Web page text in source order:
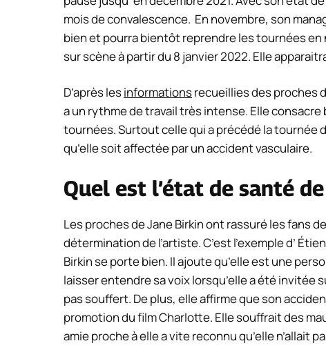
mois de convalescence. En novembre, son
bien et pourra bientôt reprendre les tournées en
sur scène à partir du 8 janvier 2022. Elle
D’après lesinformationsrecueillies des proches
a un rythme de travail très intense. Elle
tournées. Surtout celle qui a précédé la tournée
qu’elle soit affectée par un accident vasculaire.
Quel est l’état de santé
Les proches de Jane Birkin ont rassuré les fans
détermination de l’artiste. C’est l’exemple d’
Birkin se porte bien. Il ajoute qu’elle est une
laisser entendre sa voix lorsqu’elle a été invitée
pas souffert. De plus, elle affirme que son
promotion du film Charlotte. Elle souffrait des
amie proche à elle a vite reconnu qu’elle n’allait